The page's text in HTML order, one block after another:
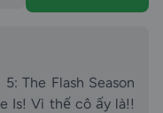
The Flash Season
Is! Vì thế cô ấy là!!